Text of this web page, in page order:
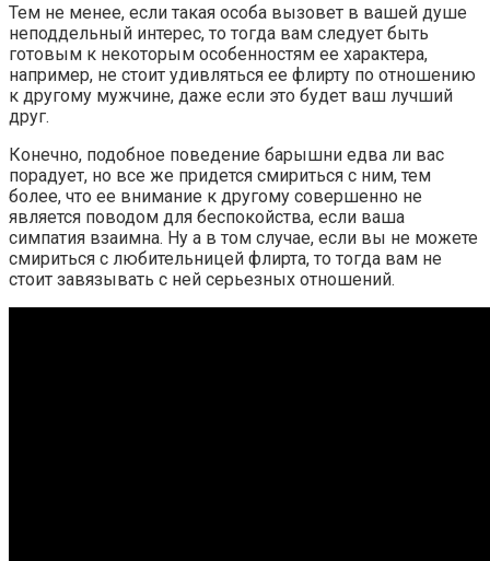
Тем не менее, если такая особа вызовет в вашей душе
неподдельный интерес, то тогда вам следует быть
готовым к некоторым особенностям ее характера,
например, не стоит удивляться ее флирту по отношению
к другому мужчине, даже если это будет ваш лучший
друг.
Конечно, подобное поведение барышни едва ли вас
порадует, но все же придется смириться с ним, тем
более, что ее внимание к другому совершенно не
является поводом для беспокойства, если ваша
симпатия взаимна. Ну а в том случае, если вы не можете
смириться с любительницей флирта, то тогда вам не
стоит завязывать с ней серьезных отношений.